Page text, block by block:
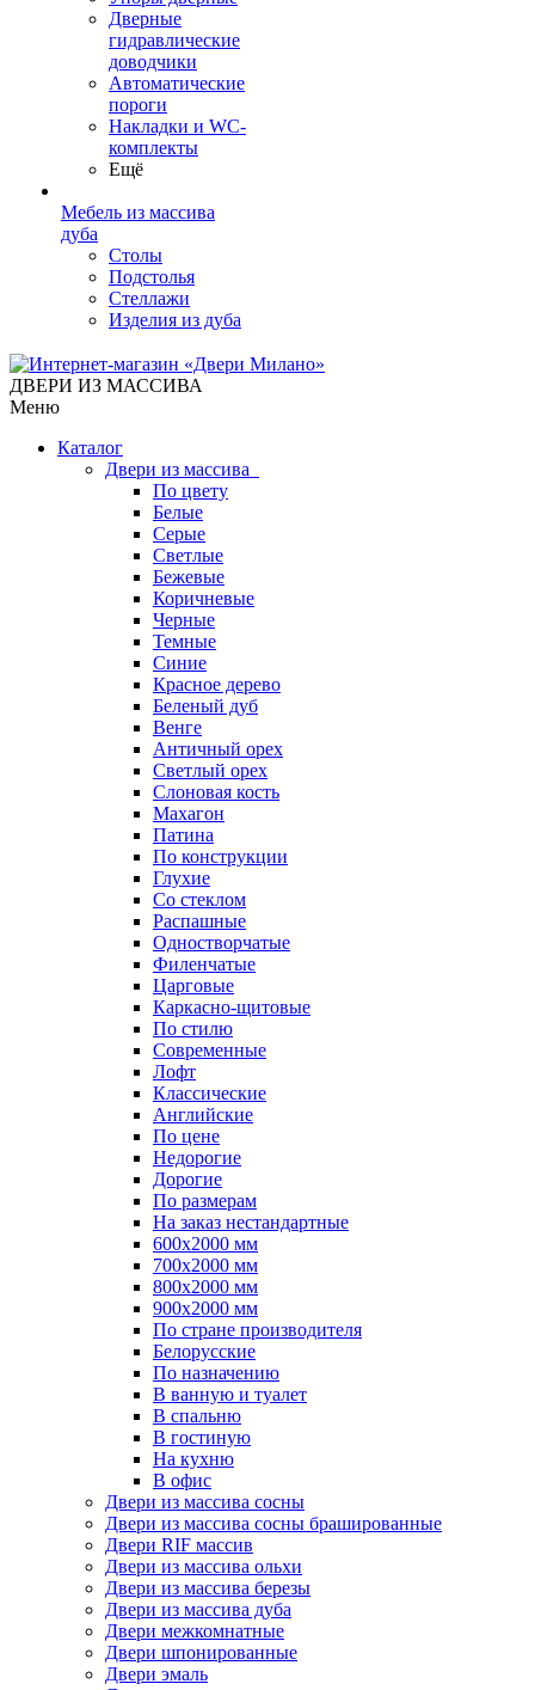
Дверные
гидравлические
доводчики
Автоматические
пороги
Накладки и WC-
комплекты
Ещё
Мебель из массива
дуба
Столы
Подстолья
Стеллажи
Изделия из дуба
ДВЕРИ ИЗ МАССИВА
Меню
Каталог
Двери из массива
По цвету
Белые
Серые
Светлые
Бежевые
Коричневые
Черные
Темные
Синие
Красное дерево
Беленый дуб
Венге
Античный орех
Светлый орех
Слоновая кость
Махагон
Патина
По конструкции
Глухие
Со стеклом
Распашные
Одностворчатые
Филенчатые
Царговые
Каркасно-щитовые
По стилю
Современные
Лофт
Классические
Английские
По цене
Недорогие
Дорогие
По размерам
На заказ нестандартные
600х2000 мм
700х2000 мм
800х2000 мм
900х2000 мм
По стране производителя
Белорусские
По назначению
В ванную и туалет
В спальню
В гостиную
На кухню
В офис
Двери из массива сосны
Двери из массива сосны брашированные
Двери RIF массив
Двери из массива ольхи
Двери из массива березы
Двери из массива дуба
Двери межкомнатные
Двери шпонированные
Двери эмаль